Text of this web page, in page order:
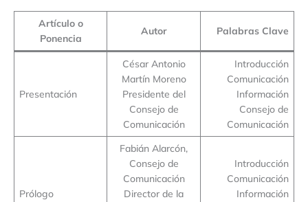
Artículo o
Ponencia
Autor Palabras Clave
Presentación
César Antonio
Martín Moreno
Presidente del
Consejo de
Comunicación
Introducción
Comunicación
Información
Consejo de
Comunicación
Prólogo
Fabián Alarcón,
Consejo de
Comunicación
Director de la
Introducción
Comunicación
Información